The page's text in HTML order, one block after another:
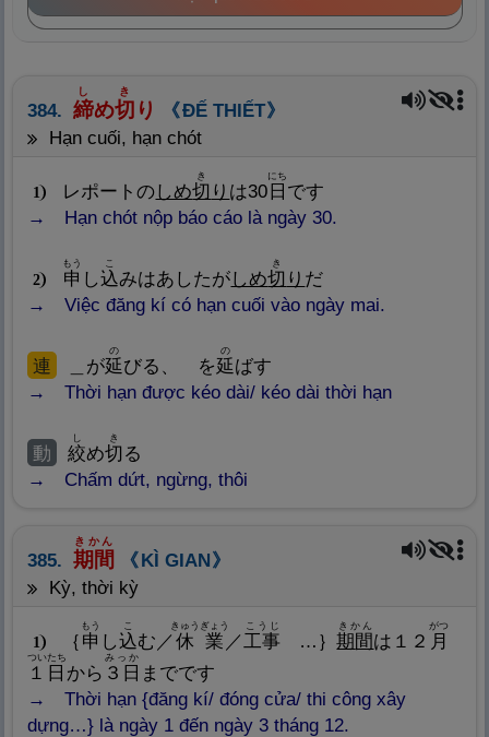
384. 締
し
め切
き
り
ĐẾ THIẾT
hạn cuối, hạn chót
1 レポートのしめ切
き
り は30 日
にち
です
Hạn chót nộp báo cáo là ngày 30.
2 申
もう
し込
こ
みはあしたがしめ切
き
り だ
Việc đăng kí có hạn cuối vào ngày mai.
連 ＿が延
の
びる、 を延
の
ばす
Thời hạn được kéo dài/ kéo dài thời hạn
動 絞
し
め切
き
る
Chấm dứt, ngừng, thôi
385. 期 間
trong (không gian)
きかん
KÌ GIAN
kỳ, thời kỳ
1 ｛ 申
もう
し込
こ
む／ 休業
きゅうぎょう
／工事
こうじ
…｝期 間
きかん
は１２ 月
がつ
１ 日
ついたち
から ３ 日
みっか
までです
Thời hạn {đăng kí/ đóng cửa/ thi công xây
dựng…} là ngày 1 đến ngày 3 tháng 12.